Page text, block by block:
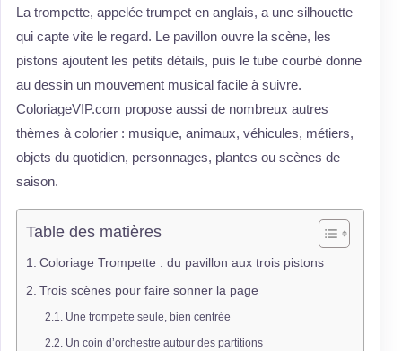
La trompette, appelée trumpet en anglais, a une silhouette
qui capte vite le regard. Le pavillon ouvre la scène, les
pistons ajoutent les petits détails, puis le tube courbé donne
au dessin un mouvement musical facile à suivre.
ColoriageVIP.com propose aussi de nombreux autres
thèmes à colorier : musique, animaux, véhicules, métiers,
objets du quotidien, personnages, plantes ou scènes de
saison.
Table des matières
Coloriage Trompette : du pavillon aux trois pistons
Trois scènes pour faire sonner la page
Une trompette seule, bien centrée
Un coin d’orchestre autour des partitions